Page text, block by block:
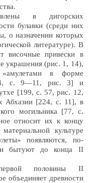
в дигорских
булавки (среди них
о назначении которых
литературе). В
височные привески в
украшения (рис. 1, 14),
в форме
с. 9—11, рис. 3] и
[199, с. 57, рис. 12,
Абхазии [224, с. 11], в
могильника [77, с.
относит их к концу
культуре
появляются, по-
бытуют до конца II
первой половины II
объединяет древности